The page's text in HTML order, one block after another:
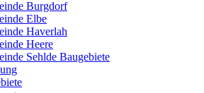
Burgdorf
Elbe
Haverlah
Heere
Sehlde Baugebiete